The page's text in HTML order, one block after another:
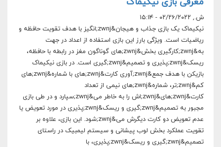
ش., ۰۲/۲۶/۲۰۲۲ - ۱۵:۱۴
نیکیماک یک بازی جذاب و هیجان&zwnj;انگیز با هدف تقویت حافظه و
ریاضیات است. ویژگی بارز این بازی استفاده از اعداد در جهت
به&zwnj;کارگیری بخش&zwnj;های گوناگون مغز در رابطه با حافظه،
ریسک&zwnj;پذیری و تصمیم&zwnj;گیری است. در بازی نیکیماک
بازیکن با هدف جمع&zwnj;آوری کارت&zwnj;های با شماره&zwnj;های
کم&zwnj;تر، شماره&zwnj;های نیمی از تعداد
کارت&zwnj;های&zwnj;اش را به خاطر می&zwnj;سپارد و در طی بازی
مجبور به تصمیم&zwnj;گیری و ریسک&zwnj;پذیری در مورد تعویض یا
عدم تعویض دو کارت دیگرش می&zwnj;شود. این بازی، علاوه بر
تقویت عملکرد بخش لوب پیشانی و سیستم لیمبیک در راستای
تصمیم&zwnj;گیری و ریسک&zwnj;پذیری، با